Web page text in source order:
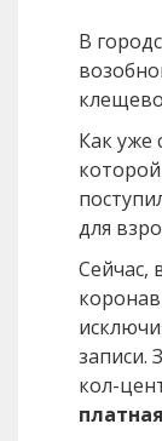
В
Как уже
для
Сейчас,
записи.
кол-